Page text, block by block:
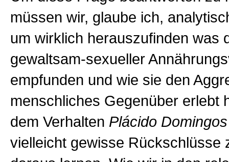
müssen wir, glaube ich,
um wirklich herauszufinden was
gewaltsam-sexueller
empfunden und wie sie den
menschliches Gegenüber erlebt
dem Verhalten Plácido Domingos
vielleicht gewisse Rückschlüsse